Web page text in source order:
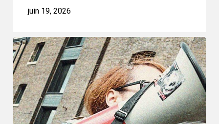
ministre
du
Québec
juin 19, 2026
L’ACLC
se
joint
à
la
déclaration
de